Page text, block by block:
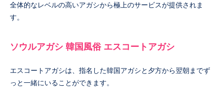
全体的なレベルの高いアガシから極上のサービスが提供されま
す。
ソウルアガシ 韓国風俗 エスコートアガシ
エスコートアガシは、指名した韓国アガシと夕方から翌朝までず
っと一緒にいることができます。